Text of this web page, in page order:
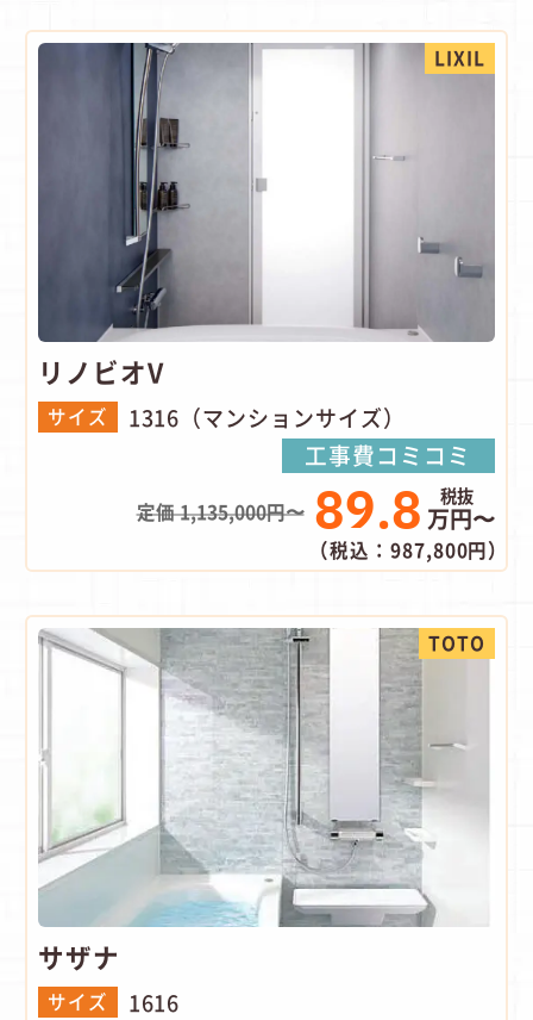
LIXIL
リノビオV
サイズ 1316（マンションサイズ）
工事費コミコミ
定価 1,135,000円〜 89.8 万円〜
（税込：987,800円）
TOTO
サザナ
サイズ 1616